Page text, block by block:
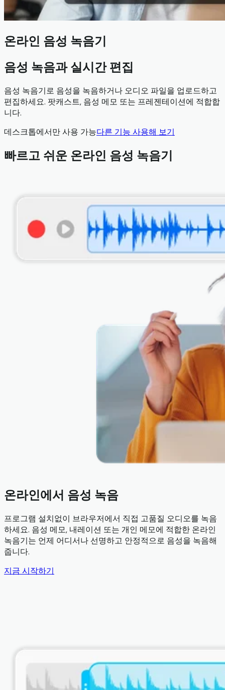
온라인 음성 녹음기
음성 녹음과 실시간 편집
음성 녹음기로 음성을 녹음하거나 오디오 파일을 업로드하고
편집하세요. 팟캐스트, 음성 메모 또는 프레젠테이션에 적합합
니다.
데스크톱에서만 사용 가능다른 기능 사용해 보기
빠르고 쉬운 온라인 음성 녹음기
온라인에서 음성 녹음
프로그램 설치없이 브라우저에서 직접 고품질 오디오를 녹음
하세요. 음성 메모, 내레이션 또는 개인 메모에 적합한 온라인
녹음기는 언제 어디서나 선명하고 안정적으로 음성을 녹음해
줍니다.
지금 시작하기